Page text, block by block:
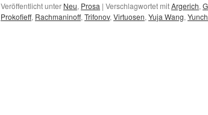
Veröffentlicht unter Neu, Prosa | Verschlagwortet mitArgerich,
Prokofieff, Rachmaninoff, Trifonov, Virtuosen, Yuja Wang,